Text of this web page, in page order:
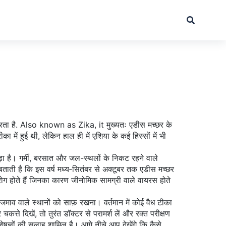
है. Also known as Zika, itमुख्यतः एडीस मच्छर के
में हुई थी, लेकिन हाल ही में एशिया के कई हिस्सों में भी
है। गर्मी, बरसात और जल-स्थलों के निकट रहने वाले
है कि इस वर्ष मध्य‑सितंबर से अक्टूबर तक एडीस मच्छर
होते हैं जिनका कारण जीनोमिक सामग्री वाले वायरस होते
वाले स्थानों को साफ़ रखना। वर्तमान में कोई वैध टीका
दिखें, तो तुरंत डॉक्टर से परामर्श लें और रक्त परीक्षण